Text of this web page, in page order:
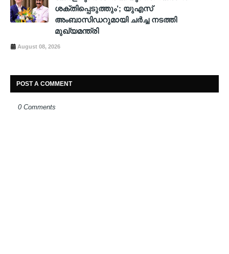
ശക്തിപ്പെടുത്തും’; യുഎസ്
അംബാസിഡറുമായി ചർച്ച നടത്തി
മുഖ്യമന്ത്രി
August 08, 2026
POST A COMMENT
0 Comments